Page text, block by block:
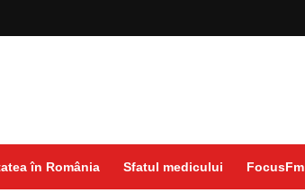
în România Sfatul medicului FocusFm